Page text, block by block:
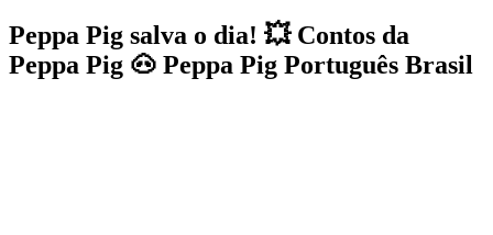
Peppa Pig salva o dia! 💥 Contos da
Peppa Pig 🐽 Peppa Pig Português Brasil